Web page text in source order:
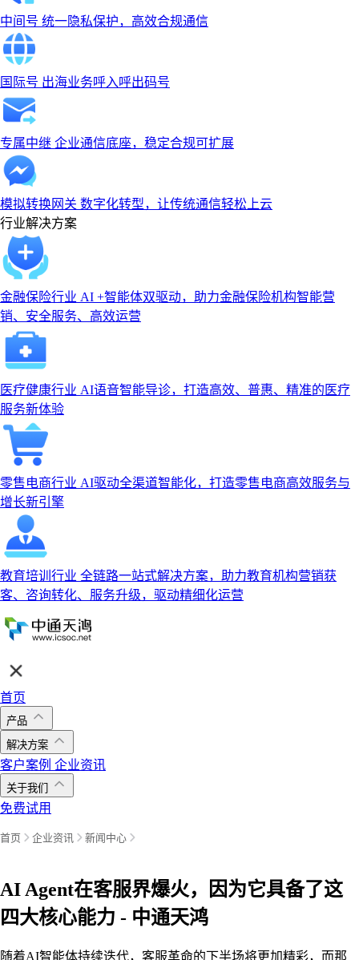
中间号 统一隐私保护，高效合规通信
国际号 出海业务呼入呼出码号
专属中继 企业通信底座，稳定合规可扩展
模拟转换网关 数字化转型，让传统通信轻松上云
行业解决方案
金融保险行业 AI +智能体双驱动，助力金融保险机构智能营
销、安全服务、高效运营
医疗健康行业 AI语音智能导诊，打造高效、普惠、精准的医疗
服务新体验
零售电商行业 AI驱动全渠道智能化，打造零售电商高效服务与
增长新引擎
教育培训行业 全链路一站式解决方案，助力教育机构营销获
客、咨询转化、服务升级，驱动精细化运营
首页
产品
解决方案
客户案例 企业资讯
关于我们
免费试用
首页 企业资讯 新闻中心
AI Agent在客服界爆火，因为它具备了这
四大核心能力 - 中通天鸿
随着AI智能体持续迭代，客服革命的下半场将更加精彩，而那